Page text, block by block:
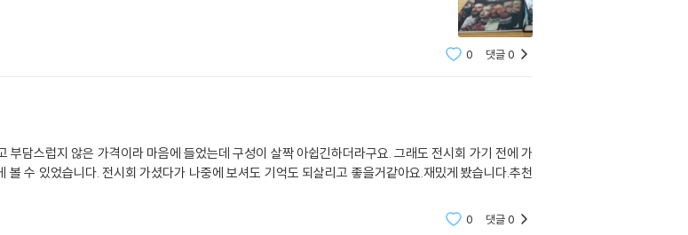
0 댓글0
담스럽지 않은 가격이라 마음에 들었는데 구성이 살짝 아쉽긴하더라구요. 그래도 전시회 가기 전에 가
수 있었습니다. 전시회 가셨다가 나중에 보셔도 기억도 되살리고 좋을거같아요.재밌게 봤습니다.추천
0 댓글0